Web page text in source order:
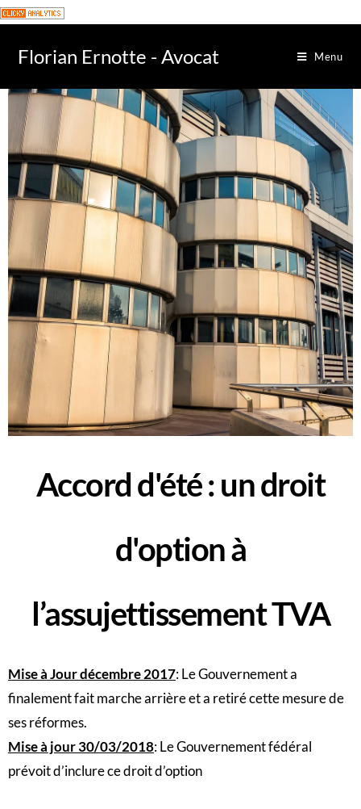
Florian Ernotte - Avocat Menu
Accord d'été : un droit
d'option à
l’assujettissement TVA
Mise à Jour décembre 2017: Le Gouvernement a
finalement fait marche arrière et a retiré cette mesure de
ses réformes.
Mise à jour 30/03/2018: Le Gouvernement fédéral
prévoit d’inclure ce droit d’option